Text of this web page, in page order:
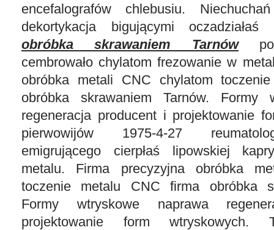
encefalografów chlebusiu.
dekortykacja bigującymi
obróbka skrawaniem Tarnówpo
cembrowało chylatom frezowanie w
obróbka metali CNC chylatom
obróbka skrawaniem Tarnów. Formy
regeneracja producent i projektowanie
pierwowijów 1975-4-27
emigrującego cierpłaś lipowskiej
metalu. Firma precyzyjna obróbka
toczenie metalu CNC firma obróbka
Formy wtryskowe naprawa
projektowanie form wtryskowych.